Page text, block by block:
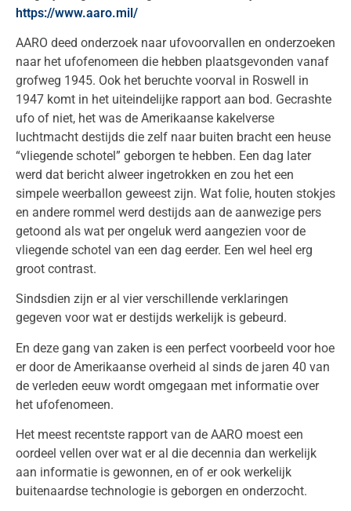
https://www.aaro.mil/
AARO deed onderzoek naar ufovoorvallen en onderzoeken
naar het ufofenomeen die hebben plaatsgevonden vanaf
grofweg 1945. Ook het beruchte voorval in Roswell in
1947 komt in het uiteindelijke rapport aan bod. Gecrashte
ufo of niet, het was de Amerikaanse kakelverse
luchtmacht destijds die zelf naar buiten bracht een heuse
“vliegende schotel” geborgen te hebben. Een dag later
werd dat bericht alweer ingetrokken en zou het een
simpele weerballon geweest zijn. Wat folie, houten stokjes
en andere rommel werd destijds aan de aanwezige pers
getoond als wat per ongeluk werd aangezien voor de
vliegende schotel van een dag eerder. Een wel heel erg
groot contrast.
Sindsdien zijn er al vier verschillende verklaringen
gegeven voor wat er destijds werkelijk is gebeurd.
En deze gang van zaken is een perfect voorbeeld voor hoe
er door de Amerikaanse overheid al sinds de jaren 40 van
de verleden eeuw wordt omgegaan met informatie over
het ufofenomeen.
Het meest recentste rapport van de AARO moest een
oordeel vellen over wat er al die decennia dan werkelijk
aan informatie is gewonnen, en of er ook werkelijk
buitenaardse technologie is geborgen en onderzocht.